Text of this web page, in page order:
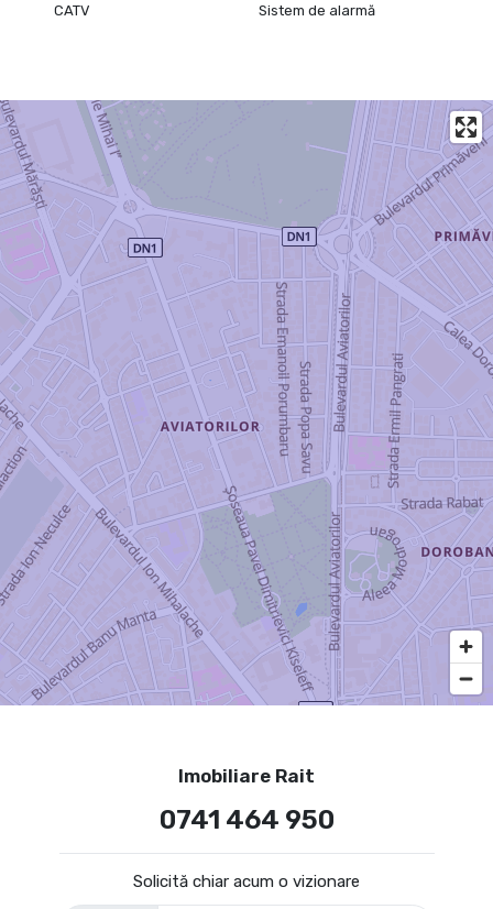
CATV Sistem de alarmă
Imobiliare Rait
0741 464 950
Solicită chiar acum o vizionare